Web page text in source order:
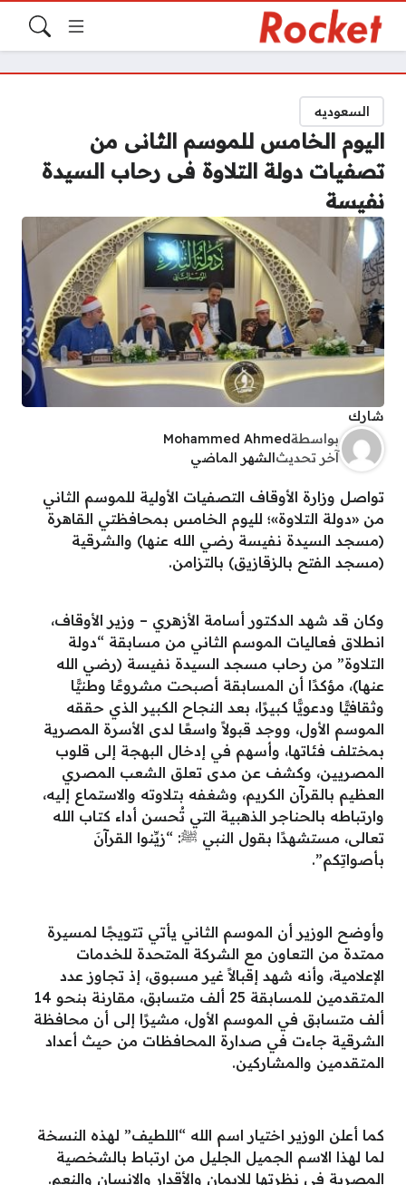
السعوديه
اليوم الخامس للموسم الثانى من
تصفيات دولة التلاوة فى رحاب السيدة
نفيسة
شارك
بواسطةMohammed Ahmed
آخر تحديث الشهر الماضي
تواصل وزارة الأوقاف التصفيات الأولية للموسم الثاني
من «دولة التلاوة»؛ لليوم الخامس بمحافظتي القاهرة
(مسجد السيدة نفيسة رضي الله عنها) والشرقية
(مسجد الفتح بالزقازيق) بالتزامن.
وكان قد شهد الدكتور أسامة الأزهري – وزير الأوقاف،
انطلاق فعاليات الموسم الثاني من مسابقة “دولة
التلاوة” من رحاب مسجد السيدة نفيسة (رضي الله
عنها)، مؤكدًا أن المسابقة أصبحت مشروعًا وطنيًّا
وثقافيًّا ودعويًّا كبيرًا، بعد النجاح الكبير الذي حققه
الموسم الأول، ووجد قبولاً واسعًا لدى الأسرة المصرية
بمختلف فئاتها، وأسهم في إدخال البهجة إلى قلوب
المصريين، وكشف عن مدى تعلق الشعب المصري
العظيم بالقرآن الكريم، وشغفه بتلاوته والاستماع إليه،
وارتباطه بالحناجر الذهبية التي تُحسن أداء كتاب الله
تعالى، مستشهدًا بقول النبي ﷺ: “زيِّنوا القرآنَ
بأصواتِكم”.
وأوضح الوزير أن الموسم الثاني يأتي تتويجًا لمسيرة
ممتدة من التعاون مع الشركة المتحدة للخدمات
الإعلامية، وأنه شهد إقبالاً غير مسبوق، إذ تجاوز عدد
المتقدمين للمسابقة 25 ألف متسابق، مقارنة بنحو 14
ألف متسابق في الموسم الأول، مشيرًا إلى أن محافظة
الشرقية جاءت في صدارة المحافظات من حيث أعداد
المتقدمين والمشاركين.
كما أعلن الوزير اختيار اسم الله “اللطيف” لهذه النسخة
لما لهذا الاسم الجميل الجليل من ارتباط بالشخصية
المصرية في نظرتها للإيمان والأقدار والإنسان والنعم.